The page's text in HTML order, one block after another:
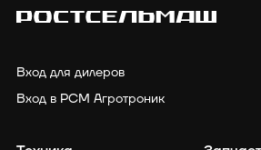
Вход для дилеров
Вход в РСМ Агротроник